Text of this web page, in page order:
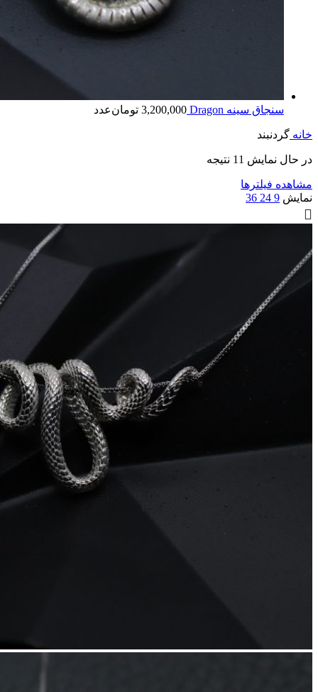
سنجاق سینه Dragon 3,200,000 تومانعدد
خانه گردنبند
در حال نمایش 11 نتیجه
مشاهده فیلترها
نمایش 9
24
36